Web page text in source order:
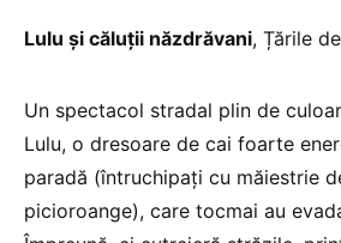
Lulu și căluții năzdrăvani, Țările
Un spectacol stradal plin de
Lulu, o dresoare de cai foarte
paradă (întruchipați cu măiestrie
picioroange), care tocmai au